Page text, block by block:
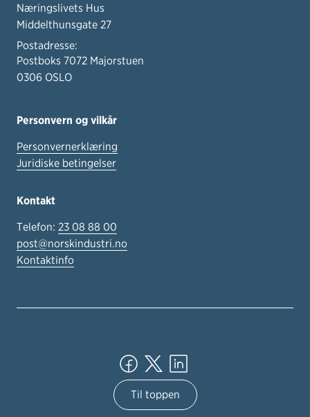
Næringslivets Hus
Middelthunsgate 27
Postadresse:
Postboks 7072 Majorstuen
0306 OSLO
Personvern og vilkår
Personvernerklæring
Juridiske betingelser
Kontakt
Telefon: 23 08 88 00
post@norskindustri.no
Kontaktinfo
Til toppen